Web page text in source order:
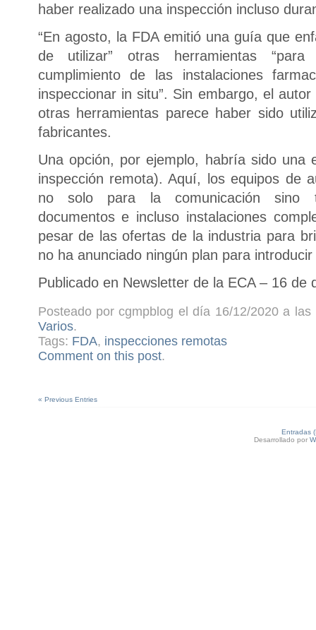
haber realizado una inspección incluso
“En agosto, la FDA emitió una guía que
de utilizar” otras herramientas
cumplimiento de las instalaciones
inspeccionar in situ”. Sin embargo, el
otras herramientas parece haber sido
fabricantes.
Una opción, por ejemplo, habría sido una
inspección remota). Aquí, los equipos de
no solo para la comunicación sino
documentos e incluso instalaciones
pesar de las ofertas de la industria para
no ha anunciado ningún plan para
Publicado en Newsletter de la ECA – 16 de
Posteado por cgmpblog el día 16/12/2020 a
Varios.
Tags: FDA, inspecciones remotas
Comment on this post.
« Previous Entries
Entradas
Desarrollado por